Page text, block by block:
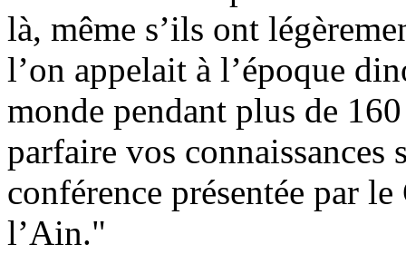
là, même s’ils ont
l’on appelait à l’époque
monde pendant plus de
parfaire vos connaissances
conférence présentée par
l’Ain."